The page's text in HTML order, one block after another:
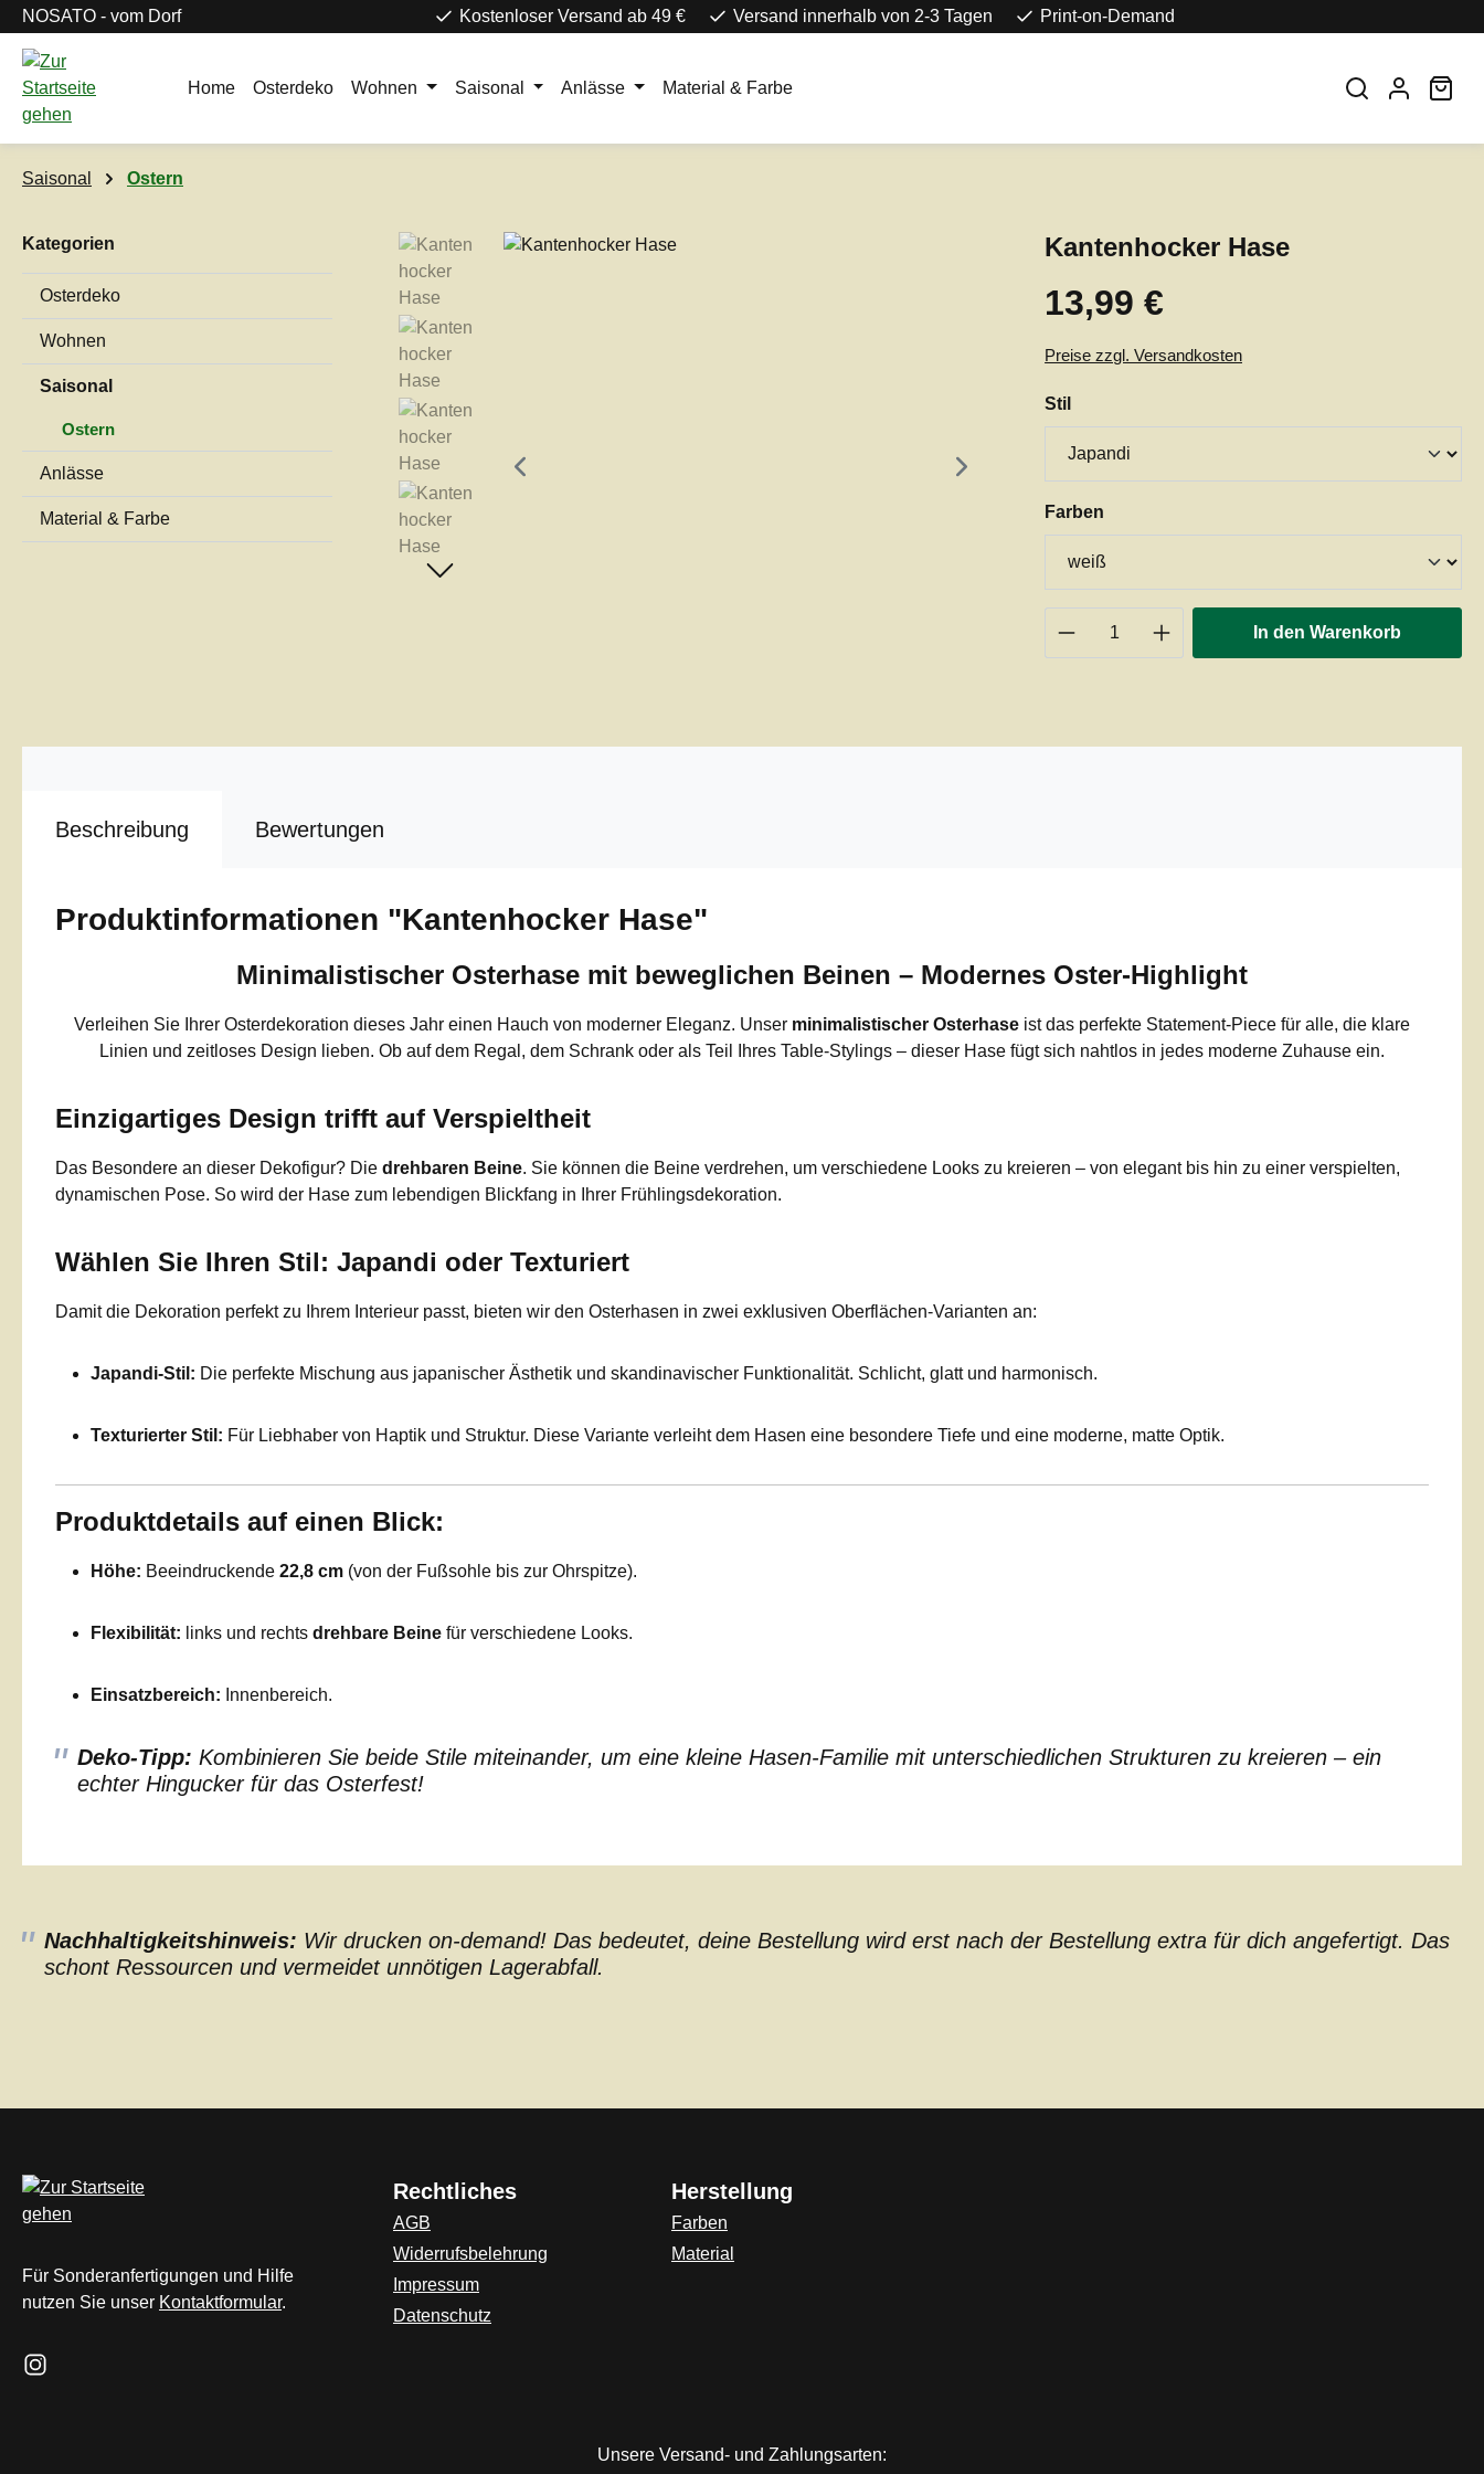
Hauptinhalt springen
Zur Suche springen
Zur Hauptnavigation springen
NOSATO - vom Dorf Kostenloser Versand ab 49 € Versand innerhalb von 2-3 Tagen Print-on-Demand
Home Osterdeko Wohnen Saisonal Anlässe Material & Farbe
Saisonal Ostern
Kategorien
Osterdeko
Wohnen
Saisonal
Ostern
Anlässe
Material & Farbe
Bildergalerie überspringen Kantenhocker Hase
Regulärer Preis:
13,99 €
Preise zzgl. Versandkosten
Stilauswählen
Farben
Produkt Anzahl: Gib den
In den Warenkorb
Beschreibung Bewertungen
Produktinformationen "Kantenhocker Hase"
Minimalistischer Osterhase mit beweglichen Beinen – Modernes Oster-Highlight
Verleihen Sie Ihrer Osterdekoration dieses Jahr einen Hauch von moderner Eleganz. Unser minimalistischer Osterhase ist das perfekte Statement-Piece für alle, die klare
Linien und zeitloses Design lieben. Ob auf dem Regal, dem Schrank oder als Teil Ihres Table-Stylings – dieser Hase fügt sich nahtlos in jedes moderne Zuhause ein.
Einzigartiges Design trifft auf Verspieltheit
Das Besondere an dieser Dekofigur? Die drehbaren Beine. Sie können die Beine verdrehen, um verschiedene Looks zu kreieren – von elegant bis hin zu einer verspielten,
dynamischen Pose. So wird der Hase zum lebendigen Blickfang in Ihrer Frühlingsdekoration.
Wählen Sie Ihren Stil: Japandi oder Texturiert
Damit die Dekoration perfekt zu Ihrem Interieur passt, bieten wir den Osterhasen in zwei exklusiven Oberflächen-Varianten an:
Japandi-Stil: Die perfekte Mischung aus japanischer Ästhetik und skandinavischer Funktionalität. Schlicht, glatt und harmonisch.
Texturierter Stil: Für Liebhaber von Haptik und Struktur. Diese Variante verleiht dem Hasen eine besondere Tiefe und eine moderne, matte Optik.
Produktdetails auf einen Blick:
Höhe: Beeindruckende 22,8 cm (von der Fußsohle bis zur Ohrspitze).
Flexibilität: links und rechts drehbare Beine für verschiedene Looks.
Einsatzbereich: Innenbereich.
Deko-Tipp: Kombinieren Sie beide Stile miteinander, um eine kleine Hasen-Familie mit unterschiedlichen Strukturen zu kreieren – ein
echter Hingucker für das Osterfest!
Nachhaltigkeitshinweis: Wir drucken on-demand! Das bedeutet, deine Bestellung wird erst nach der Bestellung extra für dich angefertigt. Das
schont Ressourcen und vermeidet unnötigen Lagerabfall.
Für Sonderanfertigungen und Hilfe
nutzen Sie unser Kontaktformular.
Schau auf Instagram vorbei – öffnet in neuem Tab (externer Link)
Rechtliches
AGB
Widerrufsbelehrung
Impressum
Datenschutz
Herstellung
Farben
Material
Unsere Versand- und Zahlungsarten: